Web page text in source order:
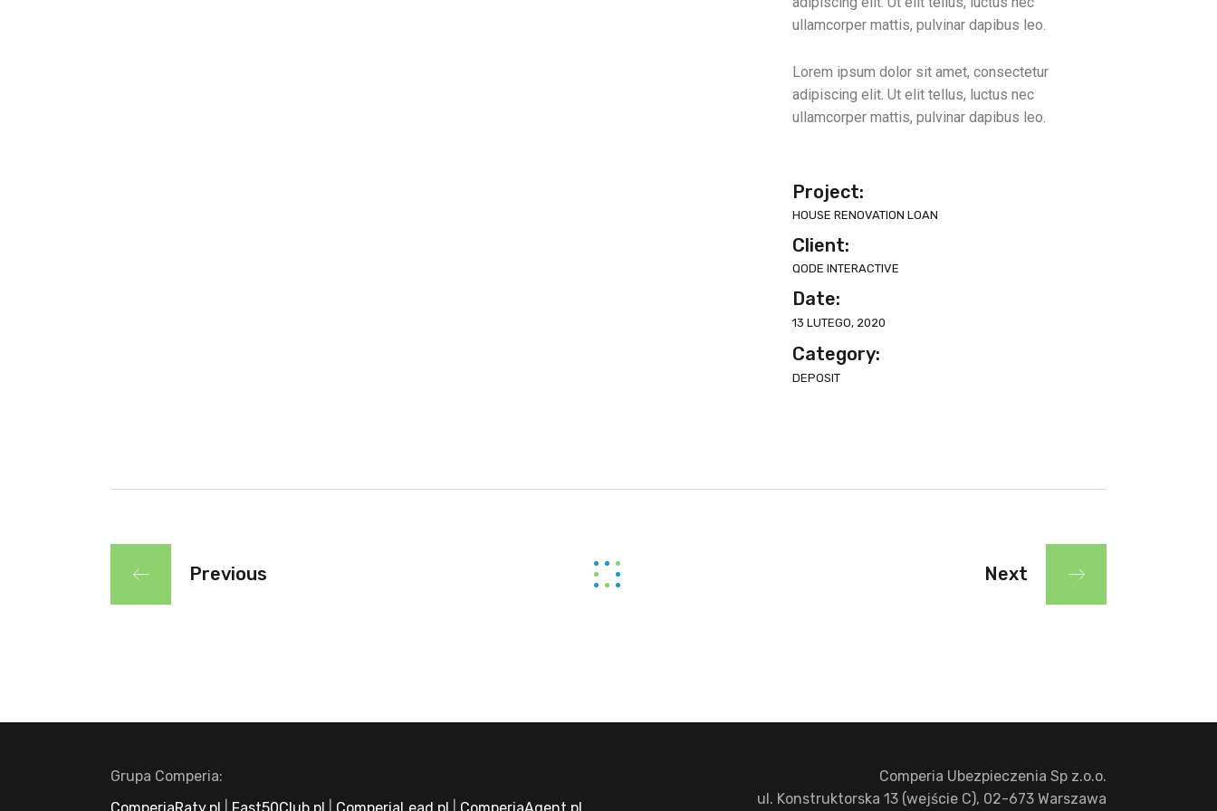
ullamcorper mattis, pulvinar dapibus leo.
Lorem ipsum dolor sit amet, consectetur
adipiscing elit. Ut elit tellus, luctus nec
ullamcorper mattis, pulvinar dapibus leo.
Project:
HOUSE RENOVATION LOAN
Client:
QODE INTERACTIVE
Date:
13 LUTEGO, 2020
Category:
DEPOSIT
Previous Next
Grupa Comperia:
Comperia Ubezpieczenia Sp z.o.o.
ul. Konstruktorska 13 (wejście C), 02-673 Warszawa